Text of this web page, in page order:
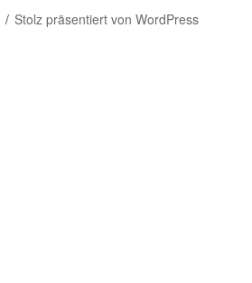
Stolz präsentiert von WordPress